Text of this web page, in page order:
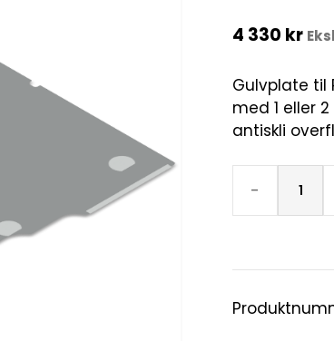
4 330 kr
Gulvplate til
med 1 eller
antiskli
-